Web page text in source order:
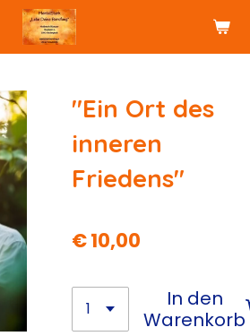
"Ein Ort des
inneren
Friedens"
€ 10,00
In den
Warenkorb